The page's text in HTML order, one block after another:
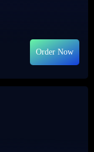
Order Now